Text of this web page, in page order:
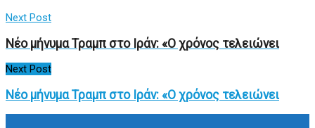
Next Post
Νέο μήνυμα Τραμπ στο Ιράν: «Ο χρόνος τελειώνει
Next Post
Νέο μήνυμα Τραμπ στο Ιράν: «Ο χρόνος τελειώνει